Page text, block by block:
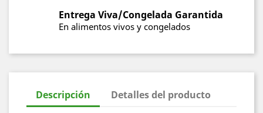
Entrega Viva/Congelada Garantida
En alimentos vivos y congelados
Descripción Detalles del producto